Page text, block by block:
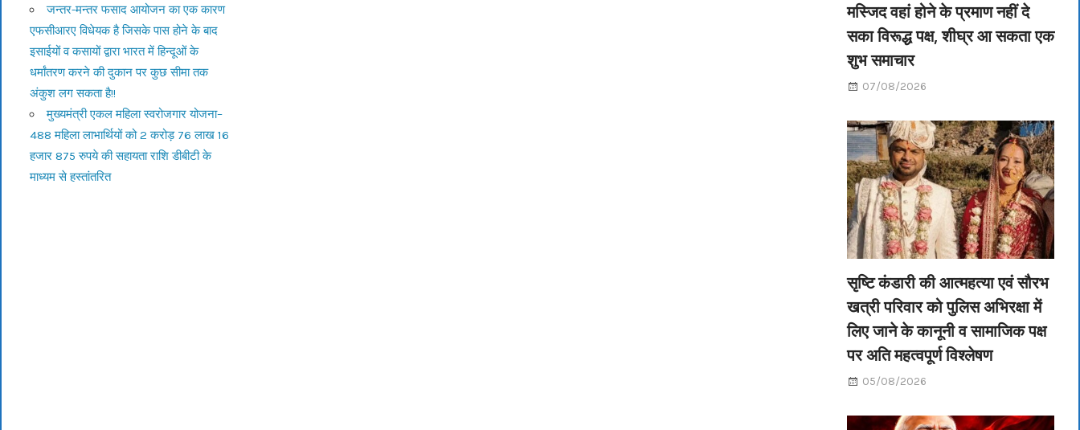
जन्तर-मन्तर फसाद आयोजन का एक कारण
एफसीआरए विधेयक है जिसके पास होने के बाद
इसाईयों व कसायों द्वारा भारत में हिन्दूओं के
धर्मांतरण करने की दुकान पर कुछ सीमा तक
अंकुश लग सकता है!!
मुख्यमंत्री एकल महिला स्वरोजगार योजना–
488 महिला लाभार्थियों को 2 करोड़ 76 लाख 16
हजार 875 रुपये की सहायता राशि डीबीटी के
माध्यम से हस्तांतरित
मस्जिद वहां होने के प्रमाण नहीं दे
सका विरूद्ध पक्ष, शीघ्र आ सकता एक
शुभ समाचार
07/08/2026
सृष्टि कंडारी की आत्महत्या एवं सौरभ
खत्री परिवार को पुलिस अभिरक्षा में
लिए जाने के कानूनी व सामाजिक पक्ष
पर अति महत्वपूर्ण विश्लेषण
05/08/2026